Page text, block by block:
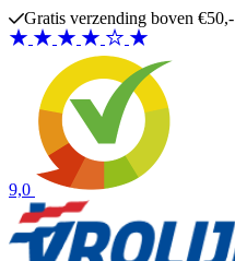
Ga naar de inhoud
Gratis verzending boven €50,-
9,0